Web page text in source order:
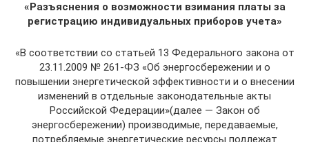
«Разъяснения о возможности взимания платы за
регистрацию индивидуальных приборов учета»
«В соответствии со статьей 13 Федерального закона от
23.11.2009 № 261-ФЗ «Об энергосбережении и о
повышении энергетической эффективности и о внесении
изменений в отдельные законодательные акты
Российской Федерации»(далее — Закон об
энергосбережении) производимые, передаваемые,
потребляемые энергетические ресурсы подлежат